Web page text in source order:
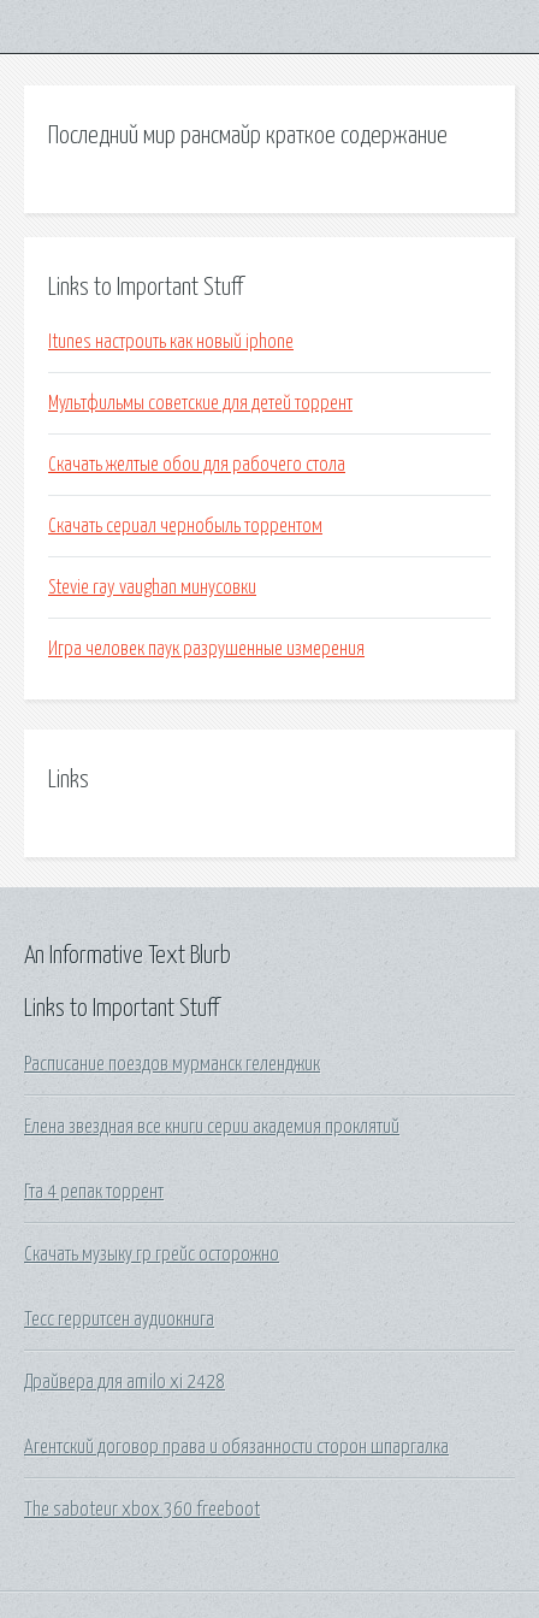
Последний мир рансмайр краткое содержание
Links to Important Stuff
Itunes настроить как новый iphone
Мультфильмы советские для детей торрент
Скачать желтые обои для рабочего стола
Скачать сериал чернобыль торрентом
Stevie ray vaughan минусовки
Игра человек паук разрушенные измерения
Links
Links to Important Stuff
Расписание поездов мурманск геленджик
Елена звездная все книги серии академия проклятий
Гта 4 репак торрент
Скачать музыку гр грейс осторожно
Тесс герритсен аудиокнига
Драйвера для amilo xi 2428
Агентский договор права и обязанности сторон шпаргалка
The saboteur xbox 360 freeboot
An Informative Text Blurb